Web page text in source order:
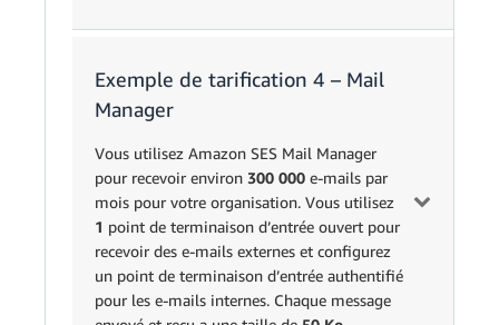
IP
(standard)
Option 1 :
IP dédiées
Messages
sortants
80 000 000
0,00009869
€
gratuits) x
Données
d'e-mail
sortant
0,000032
0,11800000
€
Exemple de tarification 4 – Mail
Manager
Vous utilisez Amazon SES Mail Manager
pour recevoir environ 300 000 e-mails par
mois pour votre organisation. Vous utilisez
1 point de terminaison d’entrée ouvert pour
recevoir des e-mails externes et configurez
un point de terminaison d’entrée authentifié
pour les e-mails internes. Chaque message